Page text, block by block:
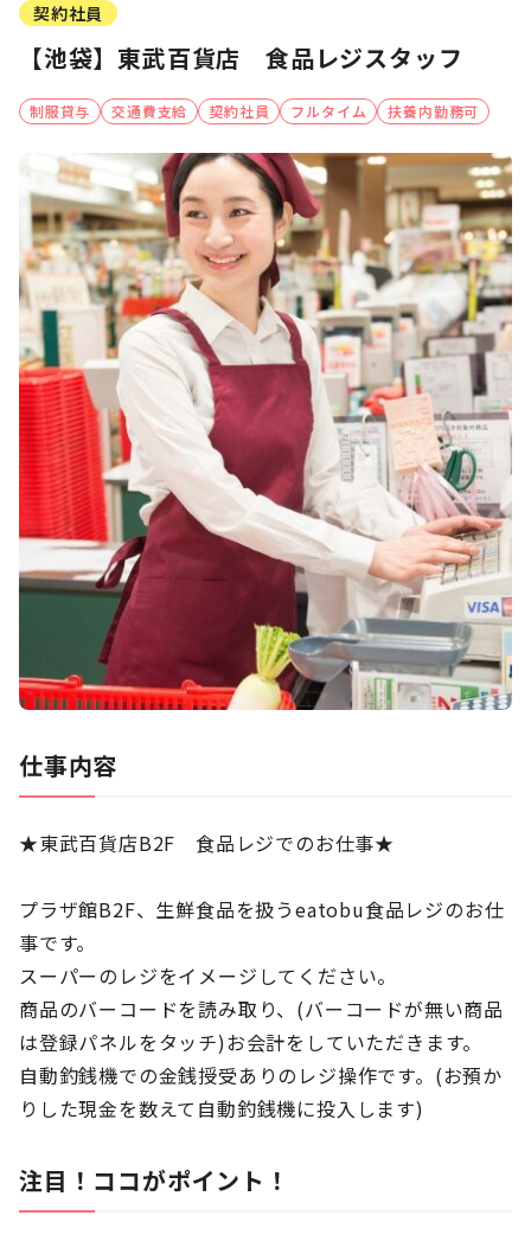
契約社員
【池袋】東武百貨店 食品レジスタッフ
制服貸与 交通費支給 契約社員 フルタイム 扶養内勤務可
仕事内容
★東武百貨店B2F 食品レジでのお仕事★
プラザ館B2F、生鮮食品を扱うeatobu食品レジのお仕
事です。
スーパーのレジをイメージしてください。
商品のバーコードを読み取り、(バーコードが無い商品
は登録パネルをタッチ)お会計をしていただきます。
自動釣銭機での金銭授受ありのレジ操作です。(お預か
りした現金を数えて自動釣銭機に投入します)
注目！ココがポイント！